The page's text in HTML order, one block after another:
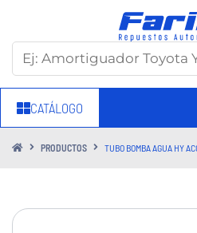
CATÁLOGO
PRODUCTOS TUBO BOMBA AGUA HY